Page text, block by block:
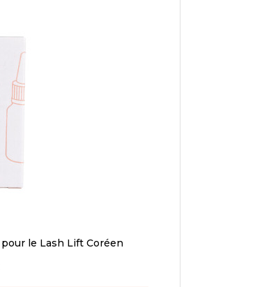
le Lash Lift Coréen